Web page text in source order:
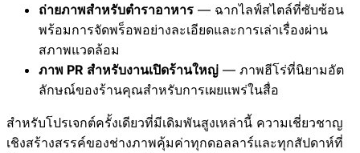
ถ่ายภาพสำหรับตำราอาหาร — ฉากไลฟ์สไตล์ที่ซับซ้อน
พร้อมการจัดพร็อพอย่างละเอียดและการเล่าเรื่องผ่าน
สภาพแวดล้อม
ภาพ PR สำหรับงานเปิดร้านใหญ่ — ภาพฮีโร่ที่นิยามอัต
ลักษณ์ของร้านคุณสำหรับการเผยแพร่ในสื่อ
สำหรับโปรเจกต์ครั้งเดียวที่มีเดิมพันสูงเหล่านี้ ความเชี่ยวชาญ
เชิงสร้างสรรค์ของช่างภาพคุ้มค่าทุกดอลลาร์และทุกสัปดาห์ที่